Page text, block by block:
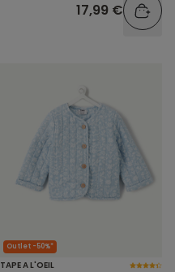
17,99 €
Outlet -50%*
TAPE A L'OEIL